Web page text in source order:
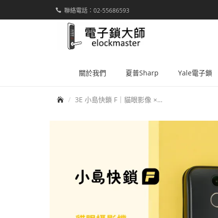
聯絡電話：02-55686593
elockmaster
關於我們 夏普Sharp Yale電子鎖
首頁 3E 小島快鎖 F｜貓眼影像 × 手機對講 × 七合一智慧電子鎖（公司貨/可含安裝）